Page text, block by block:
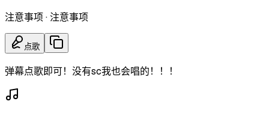
注意事项·注意事项
点歌
弹幕点歌即可！没有sc我也会唱的！！！